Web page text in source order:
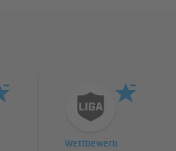
Wettbewerb